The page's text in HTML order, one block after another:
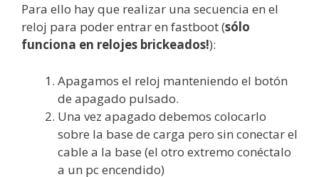
Para ello hay que realizar una secuencia en el
reloj para poder entrar en fastboot (sólo
funciona en relojes brickeados!):
Apagamos el reloj manteniendo el botón
de apagado pulsado.
Una vez apagado debemos colocarlo
sobre la base de carga pero sin conectar el
cable a la base (el otro extremo conéctalo
a un pc encendido)